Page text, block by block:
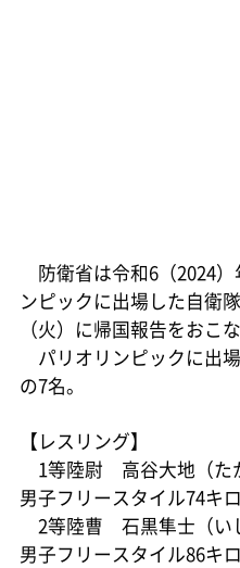
防衛省は令和6（2024）
ンピックに出場した自衛
（火）に帰国報告をおこ
パリオリンピックに出
の7名。
【レスリング】
1等陸尉 高谷大地（
男子フリースタイル74
2等陸曹 石黒隼士（
男子フリースタイル86キ